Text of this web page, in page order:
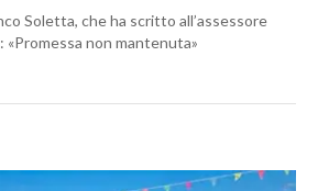
Soletta, che ha scritto all’assessore
«Promessa non mantenuta»